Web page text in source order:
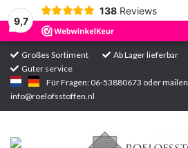
9,7
138 Reviews
Großes Sortiment Ab Lager lieferbar
Guter service
Für Fragen: 06-53880673 oder mailen
info@roelofsstoffen.nl
Startseite
Sortiment